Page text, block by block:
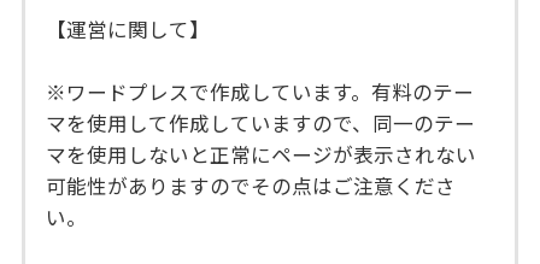
【運営に関して】
※ワードプレスで作成しています。有料のテー
マを使用して作成していますので、同一のテー
マを使用しないと正常にページが表示されない
可能性がありますのでその点はご注意くださ
い。